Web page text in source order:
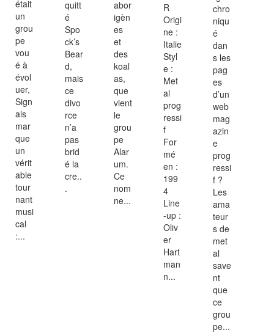
était
un
grou
pe
vou
é à
évol
uer,
Sign
als
mar
que
un
vérit
able
tour
nant
musi
cal
:...
quitt
é
Spo
ck’s
Bear
d,
mais
ce
divo
rce
n’a
pas
brid
é la
cre..
.
abor
igèn
es
et
des
koal
as,
que
vient
le
grou
pe
Alar
um.
Ce
nom
ne...
R
Origi
ne :
Italie
Styl
e :
Met
al
prog
ressi
f
For
mé
en :
199
4
Line
-up :
Oliv
er
Hart
man
n...
chro
niqu
é
dan
s les
pag
es
d’un
web
mag
azin
e
prog
ressi
f ?
Les
ama
teur
s de
met
al
save
nt
que
ce
grou
pe...